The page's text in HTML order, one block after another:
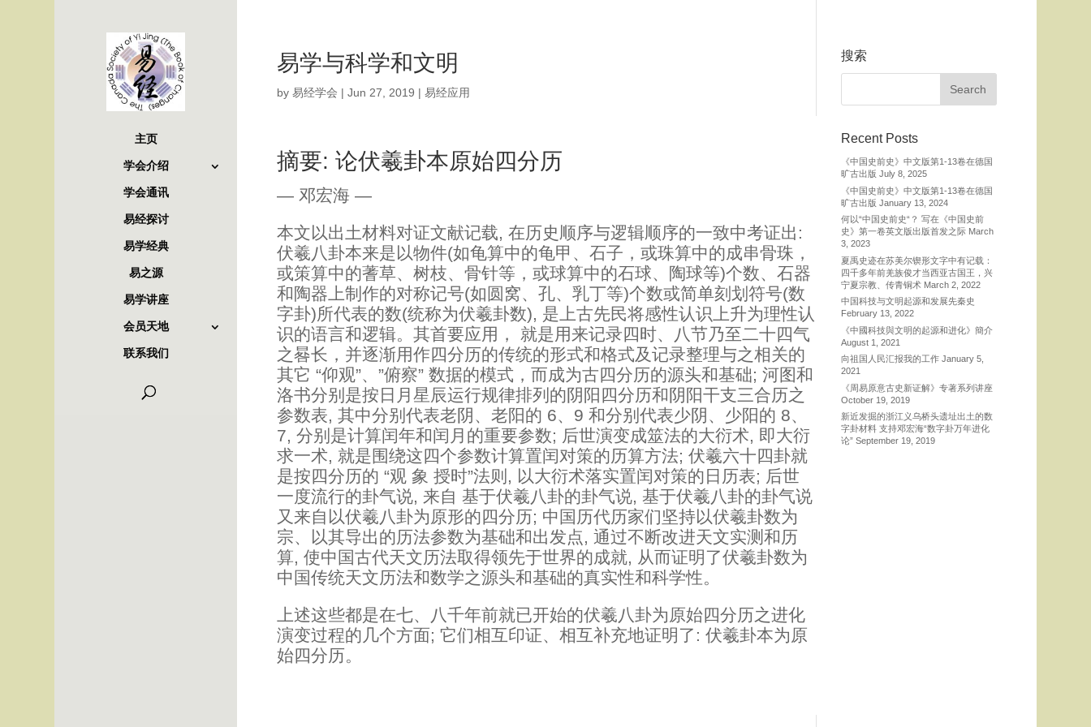
主页
学会介绍
学会通讯
易经探讨
易学经典
易之源
易学讲座
会员天地
联系我们
易学与科学和文明
by易经学会 |Jun 27, 2019 |易经应用
摘要: 论伏羲卦本原始四分历
— 邓宏海 —
本文以出土材料对证文献记载, 在历史顺序与逻辑顺序的一致中考证出:
伏羲八卦本来是以物件(如龟算中的龟甲、石子，或珠算中的成串骨珠，
或策算中的蓍草、树枝、骨针等，或球算中的石球、陶球等)个数、石器
和陶器上制作的对称记号(如圆窝、孔、乳丁等)个数或简单刻划符号(数
字卦)所代表的数(统称为伏羲卦数), 是上古先民将感性认识上升为理性认
识的语言和逻辑。其首要应用， 就是用来记录四时、八节乃至二十四气
之晷长，并逐渐用作四分历的传统的形式和格式及记录整理与之相关的
其它 “仰观”、”俯察” 数据的模式，而成为古四分历的源头和基础; 河图和
洛书分别是按日月星辰运行规律排列的阴阳四分历和阴阳干支三合历之
参数表, 其中分别代表老阴、老阳的 6、9 和分别代表少阴、少阳的 8、
7, 分别是计算闰年和闰月的重要参数; 后世演变成筮法的大衍术, 即大衍
求一术, 就是围绕这四个参数计算置闰对策的历算方法; 伏羲六十四卦就
是按四分历的 “观 象 授时”法则, 以大衍术落实置闰对策的日历表; 后世
一度流行的卦气说, 来自 基于伏羲八卦的卦气说, 基于伏羲八卦的卦气说
又来自以伏羲八卦为原形的四分历; 中国历代历家们坚持以伏羲卦数为
宗、以其导出的历法参数为基础和出发点, 通过不断改进天文实测和历
算, 使中国古代天文历法取得领先于世界的成就, 从而证明了伏羲卦数为
中国传统天文历法和数学之源头和基础的真实性和科学性。
上述这些都是在七、八千年前就已开始的伏羲八卦为原始四分历之进化
演变过程的几个方面; 它们相互印证、相互补充地证明了: 伏羲卦本为原
始四分历。
搜索
Recent Posts
《中国史前史》中文版第1-13卷在德国
旷古出版 July 8, 2025
《中国史前史》中文版第1-13卷在德国
旷古出版 January 13, 2024
何以“中国史前史“？ 写在《中国史前
史》第一卷英文版出版首发之际 March
3, 2023
夏禹史迹在苏美尔锲形文字中有记载：
四千多年前羌族俊才当西亚古国王，兴
宁夏宗教、传青铜术 March 2, 2022
中国科技与文明起源和发展先秦史
February 13, 2022
《中國科技與文明的起源和进化》簡介
August 1, 2021
向祖国人民汇报我的工作 January 5,
2021
《周易原意古史新证解》专著系列讲座
October 19, 2019
新近发掘的浙江义乌桥头遗址出土的数
字卦材料 支持邓宏海“数字卦万年进化
论” September 19, 2019